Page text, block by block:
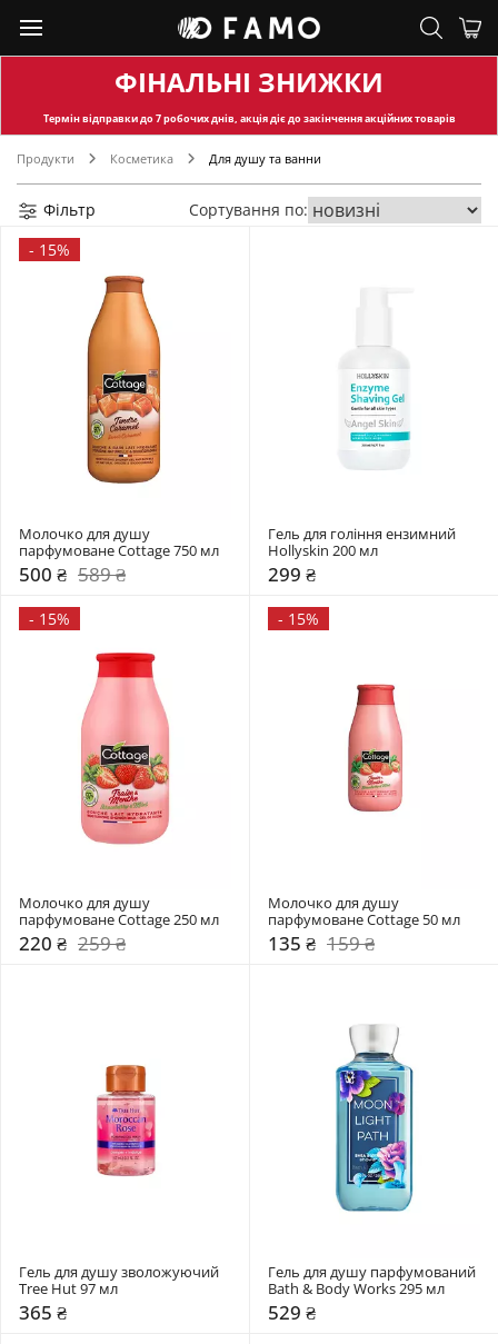
ФІНАЛЬНІ ЗНИЖКИ
Термін відправкидо 7 робочих днів, акція діє до закінчення акційних товарів
Продукти Косметика Для душу та ванни
Фільтр
Сортування по:
- 15%
Молочко для душу
парфумоване Cottage 750 мл
500 ₴ 589 ₴
Гель для гоління ензимний
Hollyskin 200 мл
299 ₴
- 15%
Молочко для душу
парфумоване Cottage 250 мл
220 ₴ 259 ₴
- 15%
Молочко для душу
парфумоване Cottage 50 мл
135 ₴ 159 ₴
Гель для душу зволожуючий
Tree Hut 97 мл
365 ₴
Гель для душу парфумований
Bath & Body Works 295 мл
529 ₴